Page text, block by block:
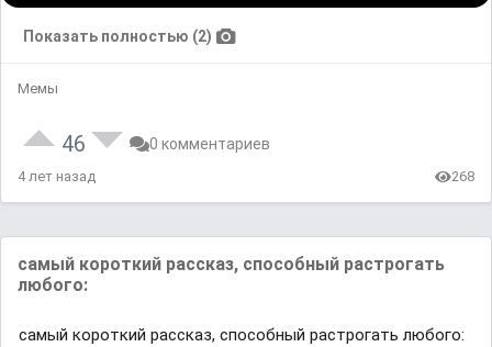
Показать полностью (2)
Мемы
46 0 комментариев
4 лет назад 268
самый короткий рассказ, способный растрогать
любого:
самый короткий рассказ, способный растрогать любого: